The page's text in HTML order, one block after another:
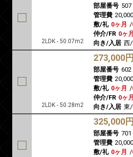
2LDK - 50.07m2
部屋番号 507
管理費
敷/礼 0ヶ月 /
仲介/FR 0ヶ月
向き/入居 西
2LDK - 50.28m2
273,000円
部屋番号 602
管理費
敷/礼 0ヶ月 /
仲介/FR 0ヶ月
向き/入居 東
325,000円
部屋番号 701
管理費
敷/礼 0ヶ月 /